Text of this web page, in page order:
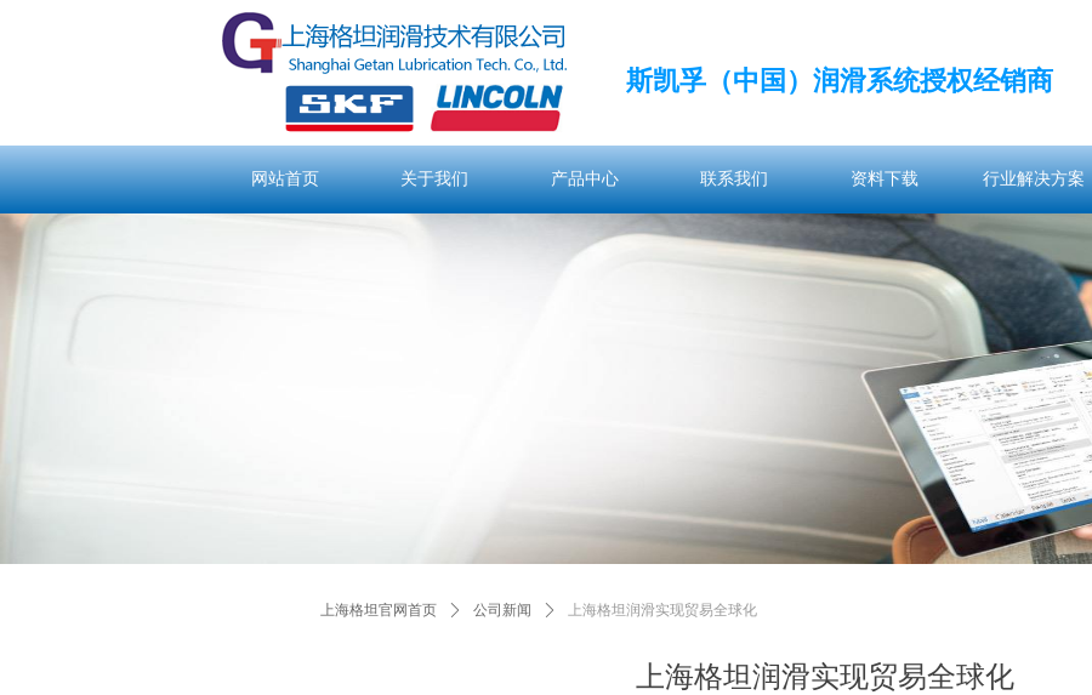
网站首页 关于我们 产品中心
产品中心
联系我们
联系我们
资料下载
资料下载
行业解决方案
行业解决方案
斯凯孚（中国）润滑系统授权经销商
上海格坦润滑实现贸易全球化
上海格坦官网首页 ꄲ 公司新闻 ꄲ 上海格坦润滑实现贸易全球化